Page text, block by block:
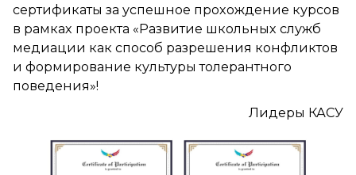
сертификаты за успешное прохождение курсов
в рамках проекта «Развитие школьных служб
медиации как способ разрешения конфликтов
и формирование культуры толерантного
поведения»!
Лидеры КАСУ